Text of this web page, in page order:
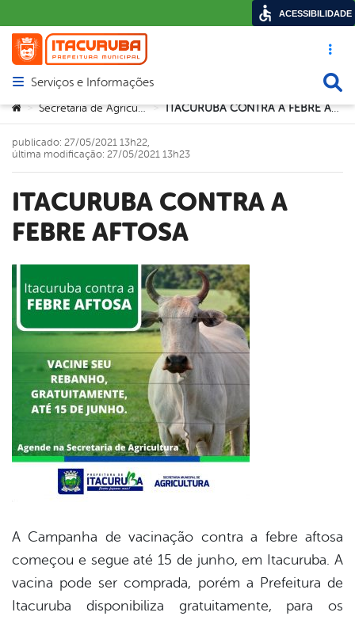
Acesso
Abrir menu principal de navegação
Serviços e Informações
Você está aqui:
> Secretaria de Agricultura > ITACURUBA CONTRA A FEBRE AFTOSA
ITACURUBA CONTRA A
FEBRE AFTOSA
publicado: 27/05/2021 13h22,
última modificação: 27/05/2021 13h23
A Campanha de vacinação contra a febre aftosa
começou e segue até 15 de junho, em Itacuruba. A
vacina pode ser comprada, porém a Prefeitura de
Itacuruba disponibiliza gratuitamente, para os
ACESSIBILIDADE